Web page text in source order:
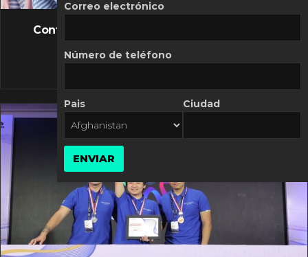
FLASH NEWS
Controversia de Mercado Libre por costos
10 MARZO, 2026
Correo electrónico
Número de teléfono
Pais Ciudad
ENVIAR